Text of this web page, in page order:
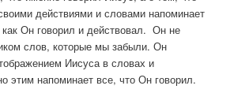
действиями и словами напоминает
Он говорил и действовал. Он не
слов, которые мы забыли. Он
Иисуса в словах и
этим напоминает все, что Он говорил.